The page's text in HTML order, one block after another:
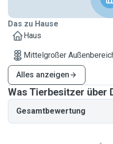
Das zu Hause
Haus
Mittelgroßer
Alles anzeigen
Was Tierbesitzer über
Gesamtbewertung